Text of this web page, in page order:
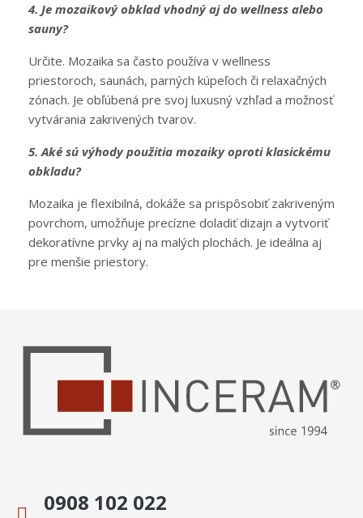
4. Je mozaikový obklad vhodný aj do wellness alebo
sauny?
Určite. Mozaika sa často používa v wellness
priestoroch, saunách, parných kúpeľoch či relaxačných
zónach. Je obľúbená pre svoj luxusný vzhľad a možnosť
vytvárania zakrivených tvarov.
5. Aké sú výhody použitia mozaiky oproti klasickému
obkladu?
Mozaika je flexibilná, dokáže sa prispôsobiť zakriveným
povrchom, umožňuje precízne doladiť dizajn a vytvoriť
dekoratívne prvky aj na malých plochách. Je ideálna aj
pre menšie priestory.
0908 102 022